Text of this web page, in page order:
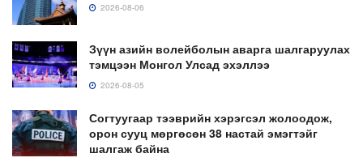
2026-08-06
Зүүн азийн волейболын аварга шалгаруулах
тэмцээн Монгол Улсад эхэллээ
2026-08-05
Согтуугаар тээврийн хэрэгсэл жолоодож,
орон сууц мөргөсөн 38 настай эмэгтэйг
шалгаж байна